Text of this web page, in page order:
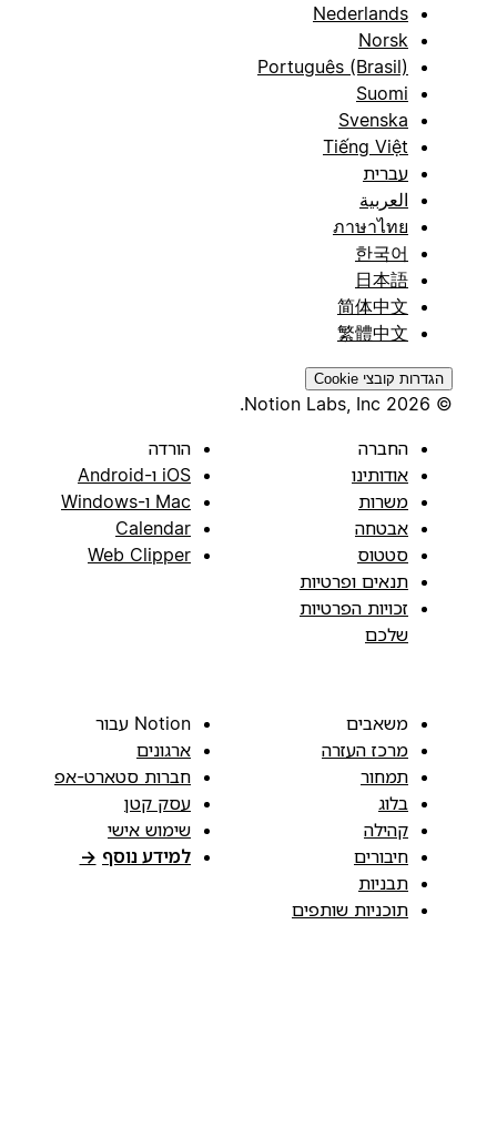
Nederlands
Norsk
Português (Brasil)
Suomi
Svenska
Tiếng Việt
עברית
العربية
ภาษาไทย
한국어
日本語
简体中文
繁體中文
הגדרות קובצי Cookie
החברה
אודותינו
משרות
אבטחה
סטטוס
תנאים ופרטיות
זכויות הפרטיות
שלכם
הורדה
iOS ו-Android
Mac ו-Windows
Calendar
Web Clipper
משאבים
מרכז העזרה
תמחור
בלוג
קהילה
חיבורים
תבניות
תוכניות שותפים
Notion עבור
ארגונים
חברות סטארט-אפ
עסק קטן
שימוש אישי
למידע נוסף →